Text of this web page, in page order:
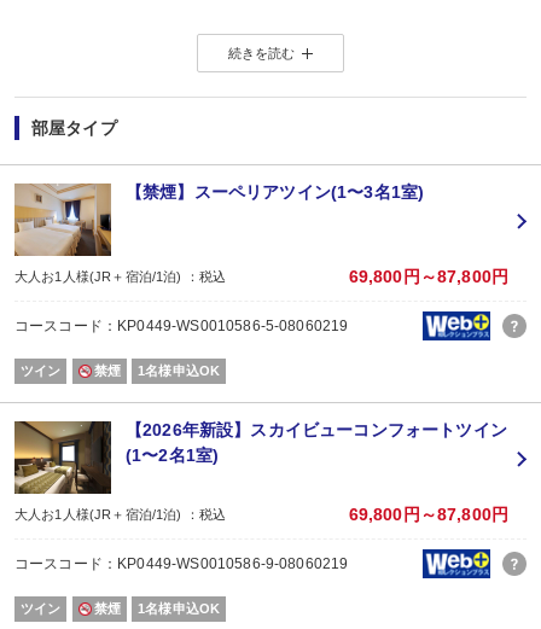
■2連泊以上宿泊のお客様におススメ！清掃不要でお得に滞在。
＜プラン注意事項 （※必ずお読みください）＞
・減泊の場合、変更操作はできませんので取り直しをお願いいたします。
＜清掃について（2泊・3泊の場合）＞
・客室、バスルームの清掃及びベッドメイク、ごみ箱の回収、灰皿の交換は致
・タオル類の交換（フェイスタオル、バスタオル、バスマット）をご希望の方
・清掃、シーツ交換、アメニティ交換は別料金にて承ります。（有料）
＜清掃について（4泊以上の場合）＞
・2泊目、3泊目は客室、バスルームの清掃及びベッドメイク、ごみ箱の回収、
・上記泊数以外でもタオル類の交換（フェイスタオル、バスタオル、バスマ
・上記泊数以外でも清掃、シーツ交換、アメニティ交換をご希望の方は別料金
■ 朝食付のプランです。
形式：朝食ビュッフェ
会場：ビュッフェレストラン「ビアゾン」
利用時間：7：00～10：00（入店終了 9：30）
■大型車駐車場（台数に限り有）有料
事前にご予約が必要です。
【小学生以下の添い寝について】
・小学生以下のお子様は添い寝無料でご宿泊いただけます。
（追加の寝具、アメニティ類のご用意はありません）
・幼児（食事なし・寝具なし）をご選択ください。
続きを読む
部屋タイプ
【禁煙】スーペリアツイン(1〜3名1室)
大人お1人様(JR＋宿泊/1泊) ：税込 69,800円～87,800円
コースコード：KP0449-WS0010586-5-08060219
ツイン 禁煙 1名様申込OK
【2026年新設】スカイビューコンフォートツイン
(1〜2名1室)
大人お1人様(JR＋宿泊/1泊) ：税込 69,800円～87,800円
コースコード：KP0449-WS0010586-9-08060219
ツイン 禁煙 1名様申込OK